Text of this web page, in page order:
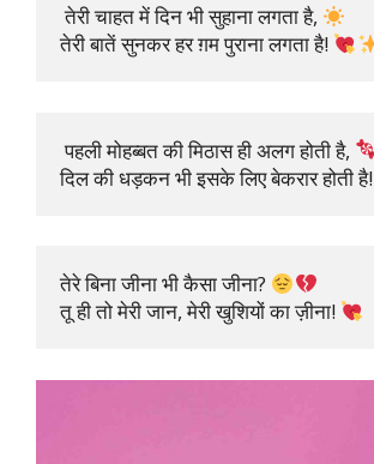
तेरी चाहत में दिन भी सुहाना लगता है,
तेरी बातें सुनकर हर ग़म पुराना लगता है!
पहली मोहब्बत की मिठास ही अलग होती है,
दिल की धड़कन भी इसके लिए बेकरार होती है!
तेरे बिना जीना भी कैसा जीना?
तू ही तो मेरी जान, मेरी खुशियों का ज़ीना!